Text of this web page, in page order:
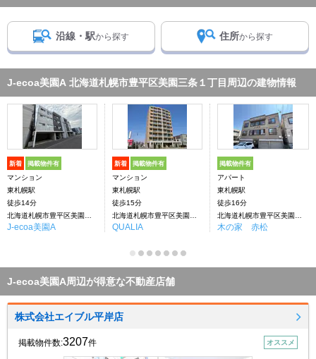
沿線・駅から探す 住所から探す
J-ecoa美園A 北海道札幌市豊平区美園三条１丁目周辺の建物情報
新着 掲載物件有
マンション
東札幌駅
徒歩14分
J-ecoa美園A
新着 掲載物件有
マンション
東札幌駅
徒歩15分
QUALIA
掲載物件有
アパート
東札幌駅
徒歩16分
木の家 赤松
J-ecoa美園A周辺が得意な不動産店舗
株式会社エイブル平岸店
掲載物件数:3207件 オススメ